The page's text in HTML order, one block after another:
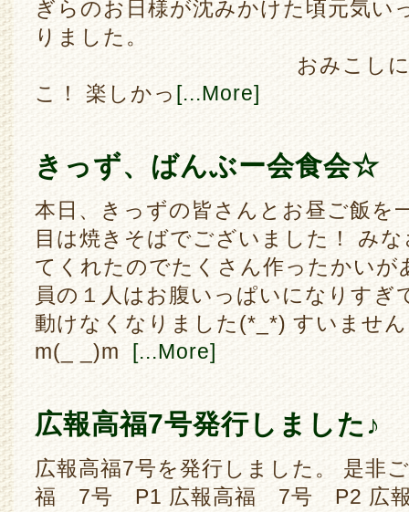
ぎらのお日様が沈みかけた頃元気い
りました
おみこしに盆踊り、
こ！ 楽しかっ [...More]
きっず、ばんぶー会食会☆
本日、きっずの皆さんとお昼ご飯を
目は焼きそばでございました！ み
てくれたのでたくさん作ったかいが
員の１人はお腹いっぱいになりすぎ
動けなくなりました(*_*) すいませ
m(_ _)m [...More]
広報高福7号発行しました♪
広報高福7号を発行しました。 是非
福 7号 P1 広報高福 7号 P2 広